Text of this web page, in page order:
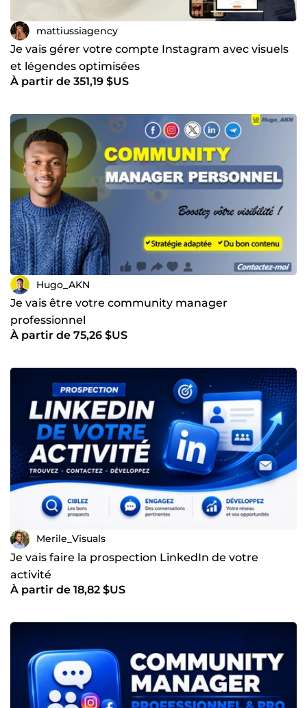
mattiussiagency
Je vais gérer votre compte Instagram avec visuels
et légendes optimisées
À partir de 351,19 $US
Hugo_AKN
Je vais être votre community manager
professionnel
À partir de 75,26 $US
Merile_Visuals
Je vais faire la prospection LinkedIn de votre
activité
À partir de 18,82 $US